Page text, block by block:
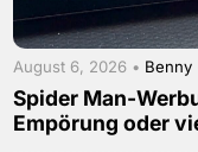
August 6, 2026 • Benny
Spider Man-
Empörung oder